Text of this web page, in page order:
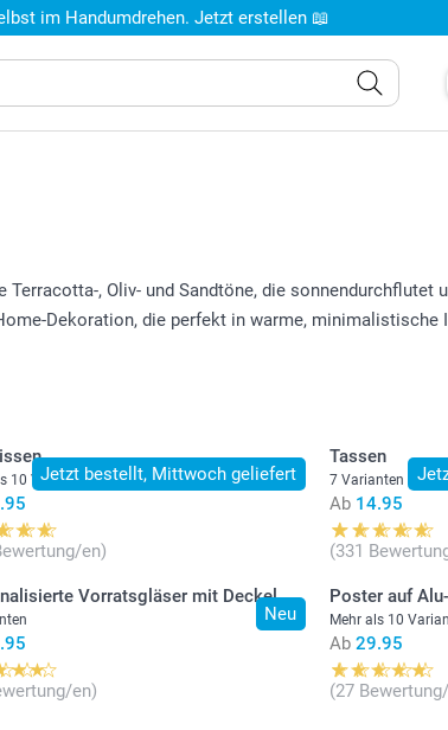
im Handumdrehen. Jetzt erstellen 📖
, Oliv- und Sandtöne, die sonnendurchflutet
Dekoration, die perfekt in warme, minimalistische
Jetzt bestellt, Mittwoch geliefert
10 Varianten
en)
Tassen
7 Varianten
Ab 14.95
(331
Neu
Vorratsgläser mit Deckel
en)
Poster auf
Mehr als 10
Ab 29.95
(27